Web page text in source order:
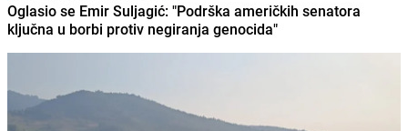
Oglasio se Emir Suljagić: "Podrška američkih senatora
ključna u borbi protiv negiranja genocida"